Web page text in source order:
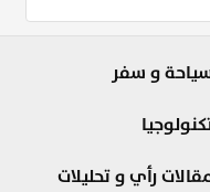
و سفر
رأي و تحليلات